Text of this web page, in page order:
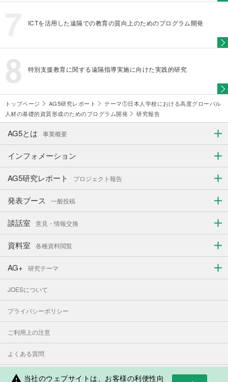
ICTを活用した遠隔での教育の質向上のためのプログラム開発
特別支援教育に関する遠隔指導実施に向けた実践的研究
トップページ AG5研究レポート
テーマ①日本人学校における高度グローバル
人材の基礎的資質形成のためのプログラム開発
研究報告
AG5とは 事業概要
インフォメーション
AG5研究レポート プロジェクト報告
発表ブース 一般投稿
談話室 意見・情報交換
資料室 各種資料閲覧
AG+ 研究テーマ
JOESについて
プライバシーポリシー
ご利用上の注意
よくある質問
お問い合わせ
warning 当社のウェブサイトは、お客様の利便性向